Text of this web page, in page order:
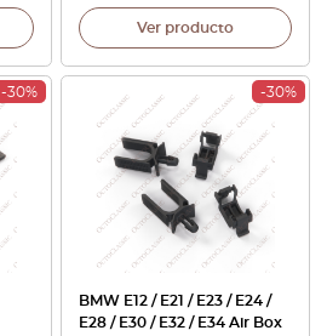
Ver producto
-30% -30%
BMW E12 / E21 / E23 / E24 /
E28 / E30 / E32 / E34 Air Box